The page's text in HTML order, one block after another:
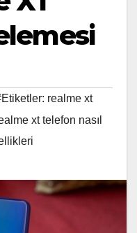
realme xt
xt telefon nasıl